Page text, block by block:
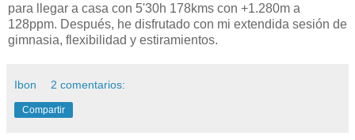
para llegar a casa con 5'30h 178kms con +1.280m a
128ppm. Después, he disfrutado con mi extendida sesión de
gimnasia, flexibilidad y estiramientos.
Ibon 2 comentarios:
Compartir